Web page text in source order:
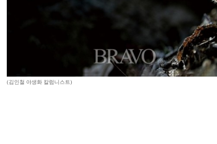
(김인철 야생화 칼럼니스트)